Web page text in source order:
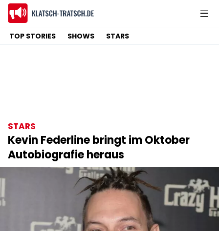
TOP STORIES SHOWS STARS
STARS
Kevin Federline bringt im Oktober
Autobiografie heraus